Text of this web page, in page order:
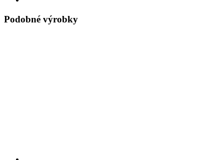
Podobné výrobky